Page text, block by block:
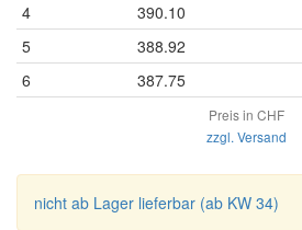
4 390.10
5 388.92
6 387.75
Preis in CHF
zzgl. Versand
nicht ab Lager lieferbar (ab KW 34)